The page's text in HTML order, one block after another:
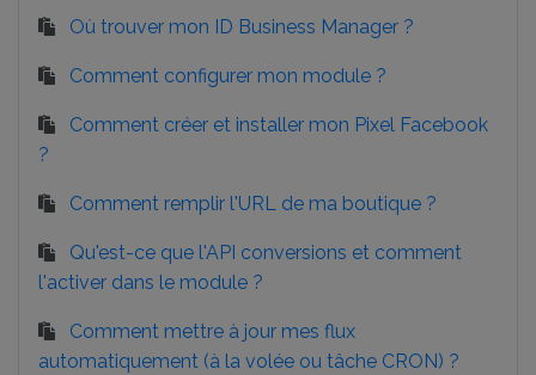
Où trouver mon ID Business Manager ?
Comment configurer mon module ?
Comment créer et installer mon Pixel Facebook
?
Comment remplir l'URL de ma boutique ?
Qu'est-ce que l'API conversions et comment
l'activer dans le module ?
Comment mettre à jour mes flux
automatiquement (à la volée ou tâche CRON) ?